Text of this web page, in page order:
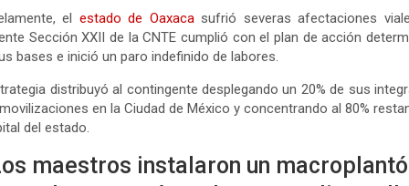
el estado de Oaxacasufrió severas afectaciones
Sección XXII de la CNTE cumplió con el plan de acción
bases e inició un paro indefinido de labores.
distribuyó al contingente desplegando un 20% de sus
en la Ciudad de México y concentrando al 80%
del estado.
maestros instalaron un